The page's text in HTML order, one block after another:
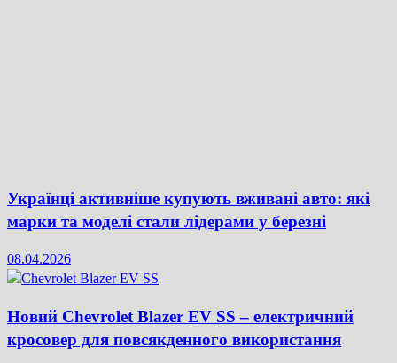
Українці активніше купують вживані авто: які
марки та моделі стали лідерами у березні
08.04.2026
Новий Chevrolet Blazer EV SS – електричний
кросовер для повсякденного використання